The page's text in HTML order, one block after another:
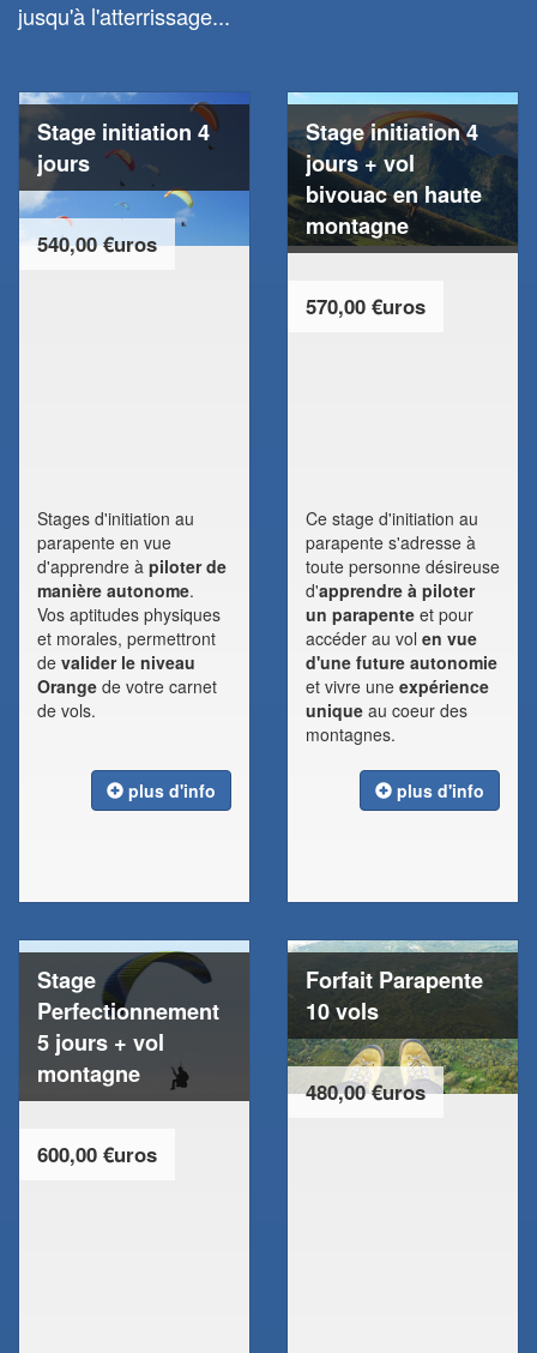
jusqu'à l'atterrissage...
Stage initiation 4
jours
540,00 €uros
Stages d'initiation au
parapente en vue
d'apprendre à piloter de
manière autonome.
Vos aptitudes physiques
et morales, permettront
de valider le niveau
Orange de votre carnet
de vols.
plus d'info
Stage initiation 4
jours + vol
bivouac en haute
montagne
570,00 €uros
Ce stage d'initiation au
parapente s'adresse à
toute personne désireuse
d'apprendre à piloter
un parapente et pour
accéder au vol en vue
d'une future autonomie
et vivre une expérience
unique au coeur des
montagnes.
plus d'info
Stage
Perfectionnement
5 jours + vol
montagne
600,00 €uros
Forfait Parapente
10 vols
480,00 €uros